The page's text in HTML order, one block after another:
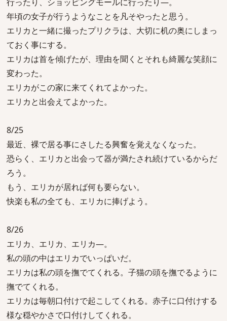
年頃の女子が行うようなことを凡そやったと思う。
エリカと一緒に撮ったプリクラは、大切に机の奥にしまっ
ておく事にする。
エリカは首を傾げたが、理由を聞くとそれも綺麗な笑顔に
変わった。
エリカがこの家に来てくれてよかった。
エリカと出会えてよかった。
8/25
最近、裸で居る事にさしたる興奮を覚えなくなった。
恐らく、エリカと出会って器が満たされ続けているからだ
ろう。
もう、エリカが居れば何も要らない。
快楽も私の全ても、エリカに捧げよう。
8/26
エリカ、エリカ、エリカ―。
私の頭の中はエリカでいっぱいだ。
エリカは私の頭を撫でてくれる。子猫の頭を撫でるように
撫でてくれる。
エリカは毎朝口付けで起こしてくれる。赤子に口付けする
様な穏やかさで口付けしてくれる。